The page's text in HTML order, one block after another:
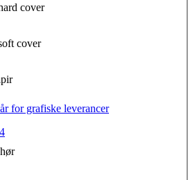
cover
cover
for grafiske leverancer